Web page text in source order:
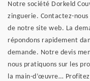
Notre société Dorkeld
zinguerie. Contactez-
de notre site web. La
répondons rapidement
demande. Notre devis
nous pratiquons sur les
la main-d’œuvre…